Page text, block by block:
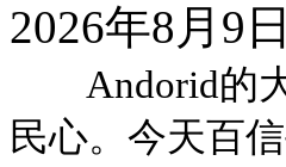
2026年8月9日
Andorid的
民心。今天百